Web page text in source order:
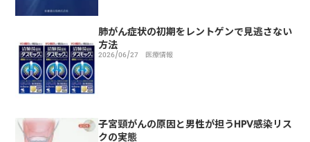
肺がん症状の初期をレントゲンで見逃さない
方法
2026/06/27 医療情報
子宮頸がんの原因と男性が担うHPV感染リス
クの実態